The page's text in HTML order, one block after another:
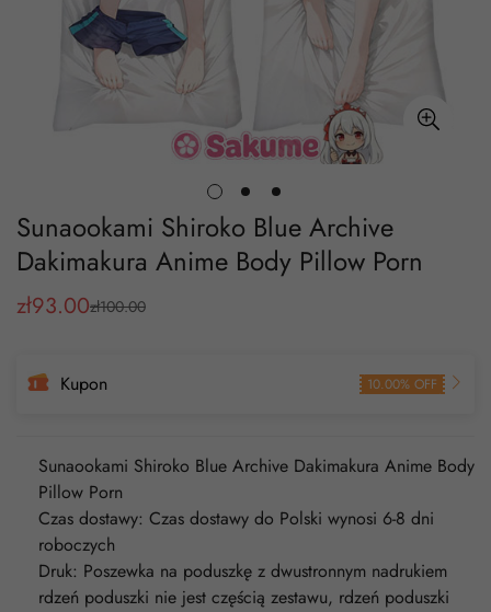
Sunaookami Shiroko Blue Archive
Dakimakura Anime Body Pillow Porn
Cena
zł93.00
Cena
zł100.00
Kupon 10.00% OFF
Sunaookami Shiroko Blue Archive Dakimakura Anime Body
Pillow Porn
Czas dostawy: Czas dostawy do Polski wynosi 6-8 dni
roboczych
Druk: Poszewka na poduszkę z dwustronnym nadrukiem
rdzeń poduszki nie jest częścią zestawu, rdzeń poduszki